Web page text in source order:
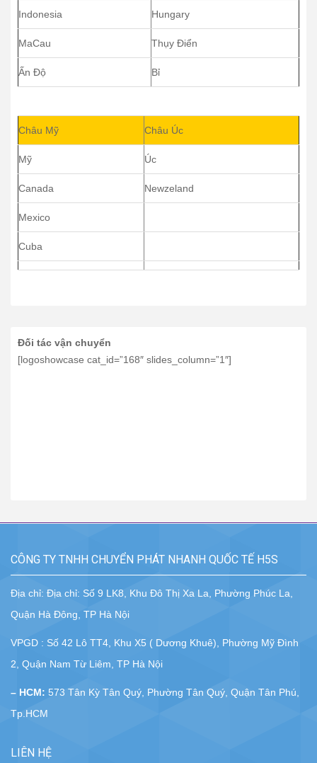
Indonesia Hungary
MaCau Thụy Điển
Ấn Độ Bỉ
Châu Mỹ Châu Úc
Mỹ Úc
Canada Newzeland
Mexico
Cuba
Đối tác vận chuyển
[logoshowcase cat_id=”168″ slides_column=”1″]
CÔNG TY TNHH CHUYỂN PHÁT NHANH QUỐC TẾ H5S
Địa chỉ: Địa chỉ: Số 9 LK8, Khu Đô Thị Xa La, Phường Phúc La,
Quận Hà Đông, TP Hà Nội
VPGD : Số 42 Lô TT4, Khu X5 ( Dương Khuê), Phường Mỹ Đình
2, Quận Nam Từ Liêm, TP Hà Nội
– HCM: 573 Tân Kỳ Tân Quý, Phường Tân Quý, Quận Tân Phú,
Tp.HCM
LIÊN HỆ